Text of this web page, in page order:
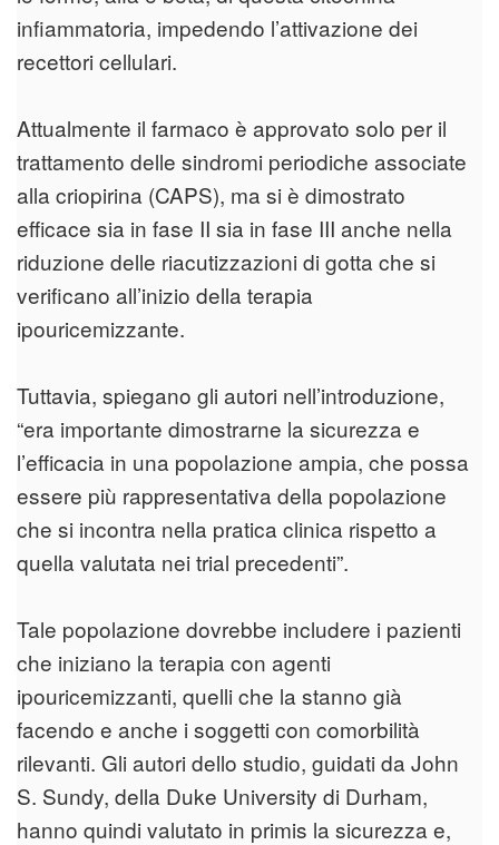
infiammatoria, impedendo l’attivazione dei
recettori cellulari.
Attualmente il farmaco è approvato solo per il
trattamento delle sindromi periodiche associate
alla criopirina (CAPS), ma si è dimostrato
efficace sia in fase II sia in fase III anche nella
riduzione delle riacutizzazioni di gotta che si
verificano all’inizio della terapia
ipouricemizzante.
Tuttavia, spiegano gli autori nell’introduzione,
“era importante dimostrarne la sicurezza e
l’efficacia in una popolazione ampia, che possa
essere più rappresentativa della popolazione
che si incontra nella pratica clinica rispetto a
quella valutata nei trial precedenti”.
Tale popolazione dovrebbe includere i pazienti
che iniziano la terapia con agenti
ipouricemizzanti, quelli che la stanno già
facendo e anche i soggetti con comorbilità
rilevanti. Gli autori dello studio, guidati da John
S. Sundy, della Duke University di Durham,
hanno quindi valutato in primis la sicurezza e,